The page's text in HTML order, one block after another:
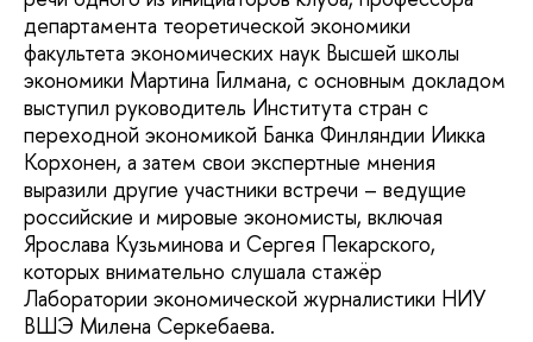
департамента теоретической экономики
факультета экономических наук Высшей школы
экономики Мартина Гилмана, с основным докладом
выступил руководитель Института стран с
переходной экономикой Банка Финляндии Иикка
Корхонен, а затем свои экспертные мнения
выразили другие участники встречи – ведущие
российские и мировые экономисты, включая
Ярослава Кузьминова и Сергея Пекарского,
которых внимательно слушала стажёр
Лаборатории экономической журналистики НИУ
ВШЭ Милена Серкебаева.